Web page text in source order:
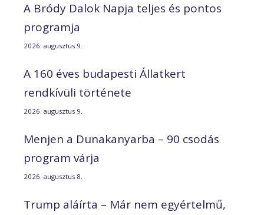
A Bródy Dalok Napja teljes és pontos
programja
2026. augusztus 9.
A 160 éves budapesti Állatkert
rendkívüli története
2026. augusztus 9.
Menjen a Dunakanyarba – 90 csodás
program várja
2026. augusztus 8.
Trump aláírta – Már nem egyértelmű,